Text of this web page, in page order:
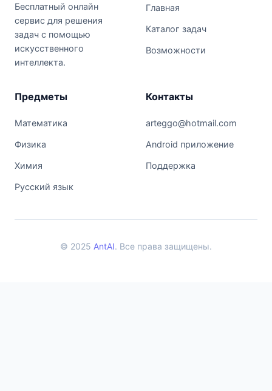
Бесплатный онлайн
сервис для решения
задач с помощью
искусственного
интеллекта.
Главная
Каталог задач
Возможности
Предметы
Математика
Физика
Химия
Русский язык
Контакты
arteggo@hotmail.com
Android приложение
Поддержка
© 2025 AntAI. Все права защищены.